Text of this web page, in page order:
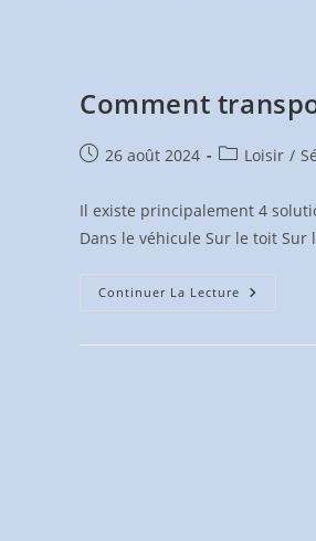
Comment
Publication
26 août 2024
PostLoisir /
Il existe principalement 4
Dans le véhicule Sur le toit
Continuer La Lecture Comment